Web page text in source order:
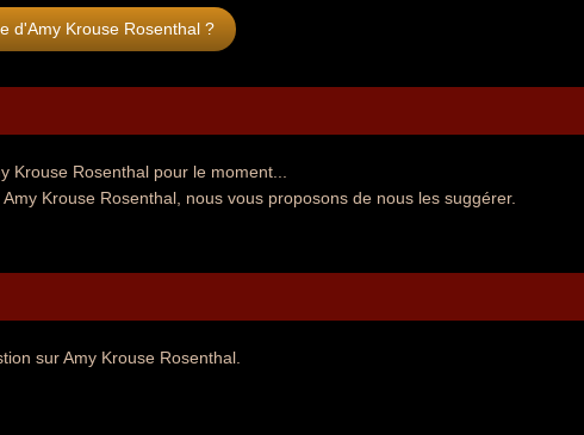
d'Amy Krouse Rosenthal ?
Krouse Rosenthal pour le moment...
Krouse Rosenthal, nous vous proposons de nous les suggérer.
sur Amy Krouse Rosenthal.